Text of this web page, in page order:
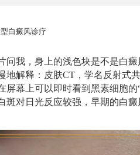
白癜风诊疗
问我，身上的浅色块是不是白
地解释：皮肤CT，学名反射式
屏幕上可以即时看到黑素细胞
对日光反应较强，早期的白癜